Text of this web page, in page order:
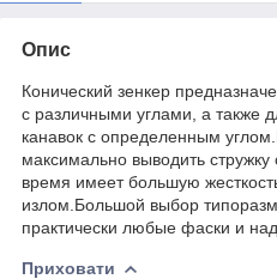
Опис
Конический зенкер
с различными углами, а также
канавок с определенным
максимально выводить стружку
время имеет большую
излом.Большой выбор
практически любые фаски и
Приховати